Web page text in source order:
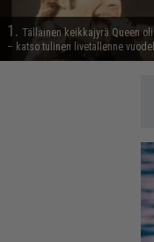
1. Tällainen keikkajyrä Queen
– katso tulinen livetallenne